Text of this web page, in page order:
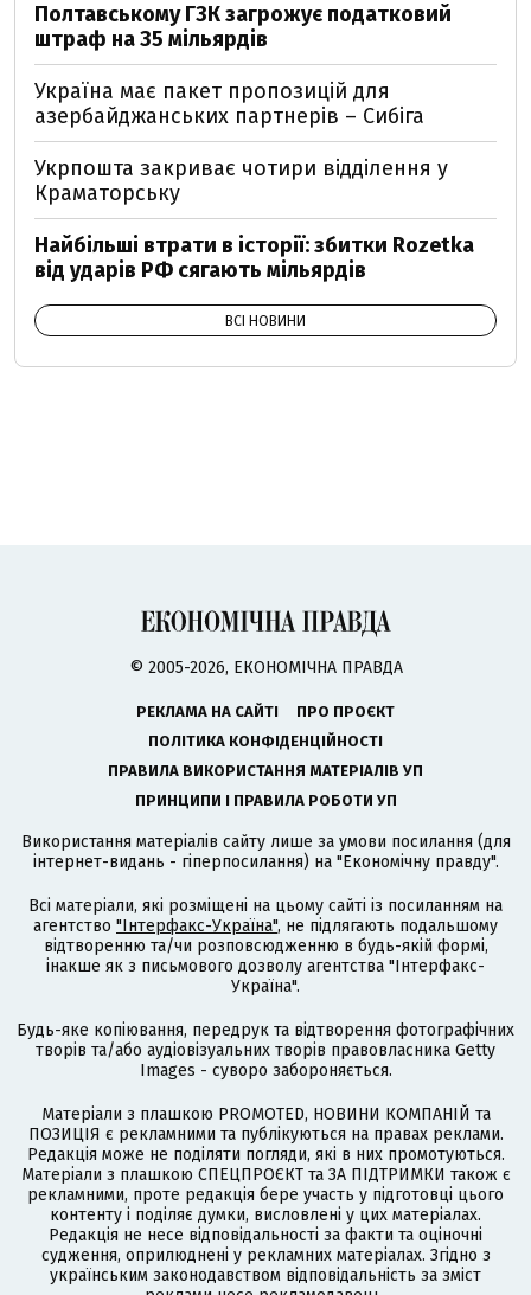
Полтавському ГЗК загрожує податковий
штраф на 35 мільярдів
Україна має пакет пропозицій для
азербайджанських партнерів – Сибіга
Укрпошта закриває чотири відділення у
Краматорську
Найбільші втрати в історії: збитки Rozetka
від ударів РФ сягають мільярдів
ВСІ НОВИНИ
© 2005-2026, ЕКОНОМІЧНА ПРАВДА
РЕКЛАМА НА САЙТІ
ПРО ПРОЄКТ
ПОЛІТИКА КОНФІДЕНЦІЙНОСТІ
ПРАВИЛА ВИКОРИСТАННЯ МАТЕРІАЛІВ УП
ПРИНЦИПИ І ПРАВИЛА РОБОТИ УП
Використання матеріалів сайту лише за умови посилання (для
інтернет-видань - гіперпосилання) на "Економічну правду".
Всі матеріали, які розміщені на цьому сайті із посиланням на
агентство "Інтерфакс-Україна", не підлягають подальшому
відтворенню та/чи розповсюдженню в будь-якій формі,
інакше як з письмового дозволу агентства "Інтерфакс-
Україна".
Будь-яке копіювання, передрук та відтворення фотографічних
творів та/або аудіовізуальних творів правовласника Getty
Images - суворо забороняється.
Матеріали з плашкою PROMOTED, НОВИНИ КОМПАНІЙ та
ПОЗИЦІЯ є рекламними та публікуються на правах реклами.
Редакція може не поділяти погляди, які в них промотуються.
Матеріали з плашкою СПЕЦПРОЄКТ та ЗА ПІДТРИМКИ також є
рекламними, проте редакція бере участь у підготовці цього
контенту і поділяє думки, висловлені у цих матеріалах.
Редакція не несе відповідальності за факти та оціночні
судження, оприлюднені у рекламних матеріалах. Згідно з
українським законодавством відповідальність за зміст